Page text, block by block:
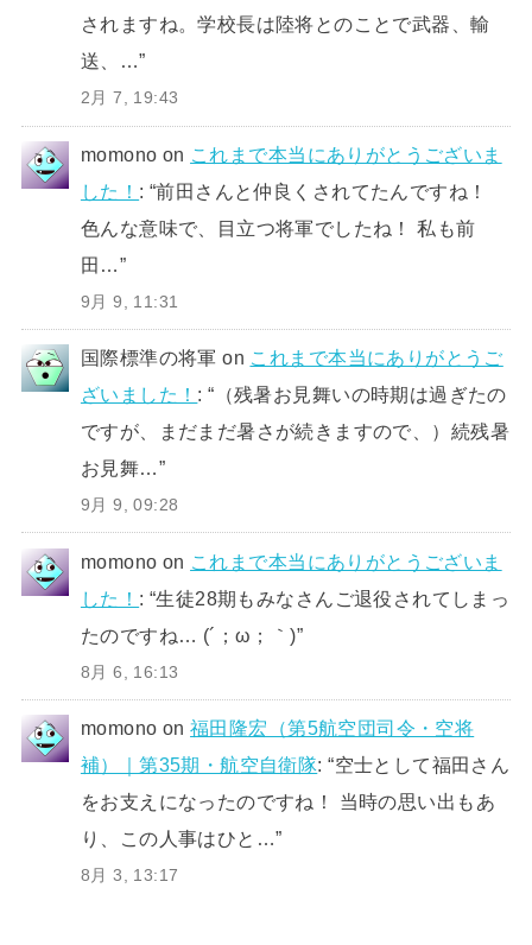
されますね。学校長は陸将とのことで武器、輸
送、…”
2月 7, 19:43
momono on これまで本当にありがとうございま
した！ : “前田さんと仲良くされてたんですね！
色んな意味で、目立つ将軍でしたね！ 私も前
田…”
9月 9, 11:31
国際標準の将軍 on これまで本当にありがとうご
ざいました！ : “ （残暑お見舞いの時期は過ぎたの
ですが、まだまだ暑さが続きますので、）続残暑
お見舞…”
9月 9, 09:28
momono on これまで本当にありがとうございま
した！ : “生徒28期もみなさんご退役されてしまっ
たのですね… (´；ω；｀)”
8月 6, 16:13
momono on福田隆宏（第5航空団司令・空将
補）｜第35期・航空自衛隊: “空士として福田さん
をお支えになったのですね！ 当時の思い出もあ
り、この人事はひと…”
8月 3, 13:17